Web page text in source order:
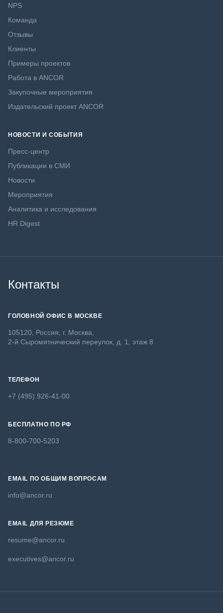
NPS
Команда
Отзывы
Клиенты
Примеры проектов
Работа в ANCOR
Закупочные мероприятия
Издательский проект ANCOR
НОВОСТИ И СОБЫТИЯ
Пресс-центр
Публикации в СМИ
Новости
Мероприятия
Аналитика и исследования
HR Digest
Контакты
ГОЛОВНОЙ ОФИС В МОСКВЕ
105120, Россия, г. Москва,
2-й Сыромятнический переулок, д. 1, этаж 8
ТЕЛЕФОН
+7 (495) 926-41-00
БЕСПЛАТНО ПО РФ
8-800-700-5203
EMAIL ПО ОБЩИМ ВОПРОСАМ
info@ancor.ru
EMAIL ДЛЯ РЕЗЮМЕ
resume@ancor.ru
executives@ancor.ru